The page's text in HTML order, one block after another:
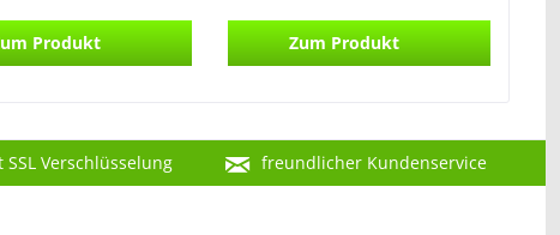
Produkt Zum Produkt
Verschlüsselung freundlicher Kundenservice